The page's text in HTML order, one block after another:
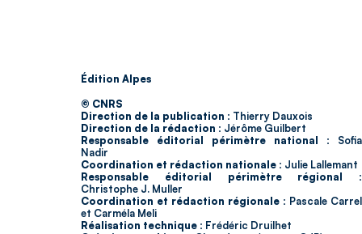
Édition Alpes
© CNRS
Direction de la publication : Thierry Dauxois
Direction de la rédaction : Jérôme Guilbert
Responsable éditorial périmètre national : Sofia
Nadir
Coordination et rédaction nationale : Julie Lallemant
Responsable éditorial périmètre régional :
Christophe J. Muller
Coordination et rédaction régionale : Pascale Carrel
et Carméla Meli
Réalisation technique : Frédéric Druilhet